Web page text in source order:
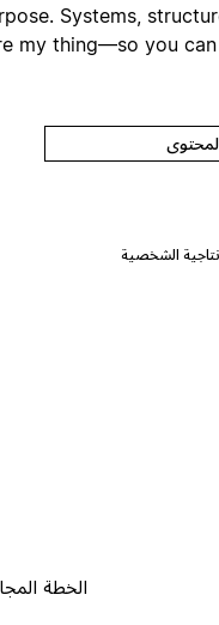
purpose. Systems,
are my thing—so
الخطة المجانية ٠